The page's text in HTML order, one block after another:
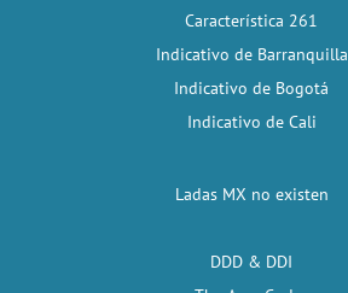
Característica 261
Indicativo de Barranquilla
Indicativo de Bogotá
Indicativo de Cali
Ladas MX no existen
DDD & DDI